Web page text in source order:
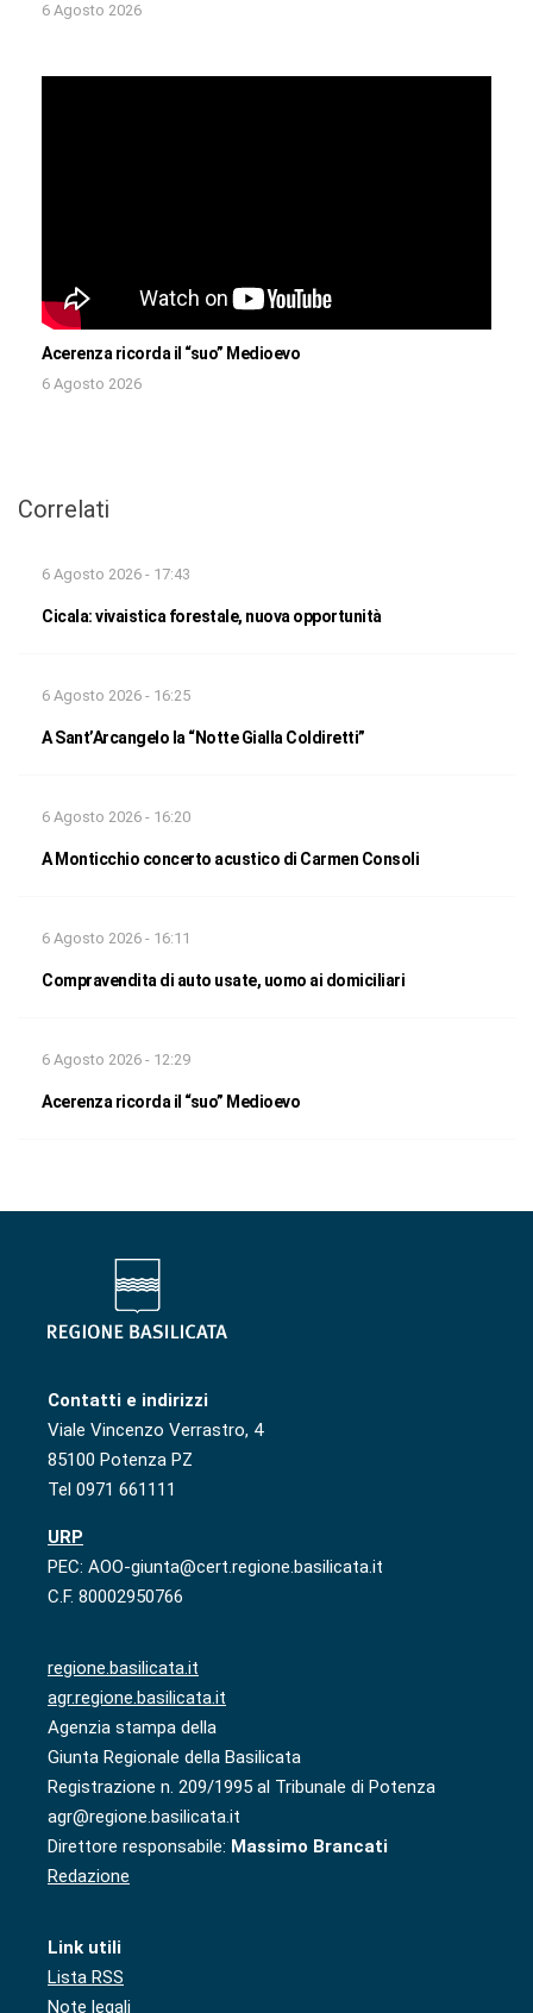
6 Agosto 2026
Acerenza ricorda il “suo” Medioevo
6 Agosto 2026
Correlati
6 Agosto 2026 - 17:43
Cicala: vivaistica forestale, nuova opportunità
6 Agosto 2026 - 16:25
A Sant’Arcangelo la “Notte Gialla Coldiretti”
6 Agosto 2026 - 16:20
A Monticchio concerto acustico di Carmen Consoli
6 Agosto 2026 - 16:11
Compravendita di auto usate, uomo ai domiciliari
6 Agosto 2026 - 12:29
Acerenza ricorda il “suo” Medioevo
Contatti e indirizzi
Viale Vincenzo Verrastro, 4
85100 Potenza PZ
Tel 0971 661111
URP
PEC: AOO-giunta@cert.regione.basilicata.it
C.F. 80002950766
regione.basilicata.it
agr.regione.basilicata.it
Agenzia stampa della
Giunta Regionale della Basilicata
Registrazione n. 209/1995 al Tribunale di Potenza
agr@regione.basilicata.it
Direttore responsabile: Massimo Brancati
Redazione
Link utili
Lista RSS
Note legali